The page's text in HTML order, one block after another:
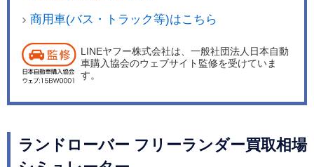
商用車(バス・トラック等)はこちら
LINEヤフー株式会社は、一般社団法人日本自動
車購入協会のウェブサイト監修を受けていま
す。
ランドローバー フリーランダー買取相場